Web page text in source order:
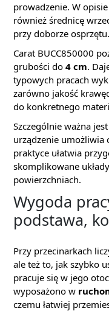
prowadzenie. W
również średnicę
przy doborze osprzętu.
Carat BUCC850000
grubości do 4 cm.
typowych pracach
zarówno jakość
do konkretnego
Szczególnie ważna
urządzenie umożliwia
praktyce ułatwia
skomplikowane
powierzchniach.
Wygoda
podstawa,
Przy przecinarkach
ale też to, jak szybko
pracuje się w jego
wyposażono w
czemu łatwiej